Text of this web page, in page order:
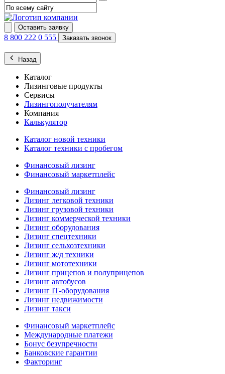
Оставить заявку
8 800 222 0 555 Заказать звонок
Назад
Каталог
Лизинговые продукты
Сервисы
Лизингополучателям
Компания
Калькулятор
Каталог новой техники
Каталог техники с пробегом
Финансовый лизинг
Финансовый маркетплейс
Финансовый лизинг
Лизинг легковой техники
Лизинг грузовой техники
Лизинг коммерческой техники
Лизинг оборудования
Лизинг спецтехники
Лизинг сельхозтехники
Лизинг ж/д техники
Лизинг мототехники
Лизинг прицепов и полуприцепов
Лизинг автобусов
Лизинг IT-оборудования
Лизинг недвижимости
Лизинг такси
Финансовый маркетплейс
Международные платежи
Бонус безупречности
Банковские гарантии
Факторинг